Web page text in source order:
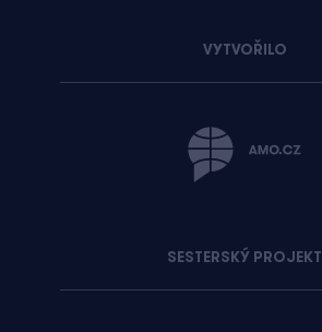
VYTVOŘILO
SESTERSKÝ PROJEKT